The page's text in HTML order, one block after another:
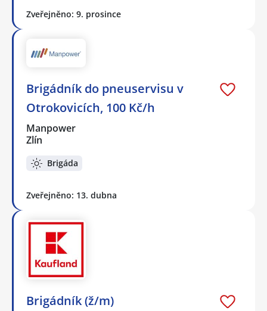
Zveřejněno: 9. prosince
Brigádník do pneuservisu v
Otrokovicích, 100 Kč/h
Manpower
Zlín
Brigáda
Zveřejněno: 13. dubna
Brigádník (ž/m)